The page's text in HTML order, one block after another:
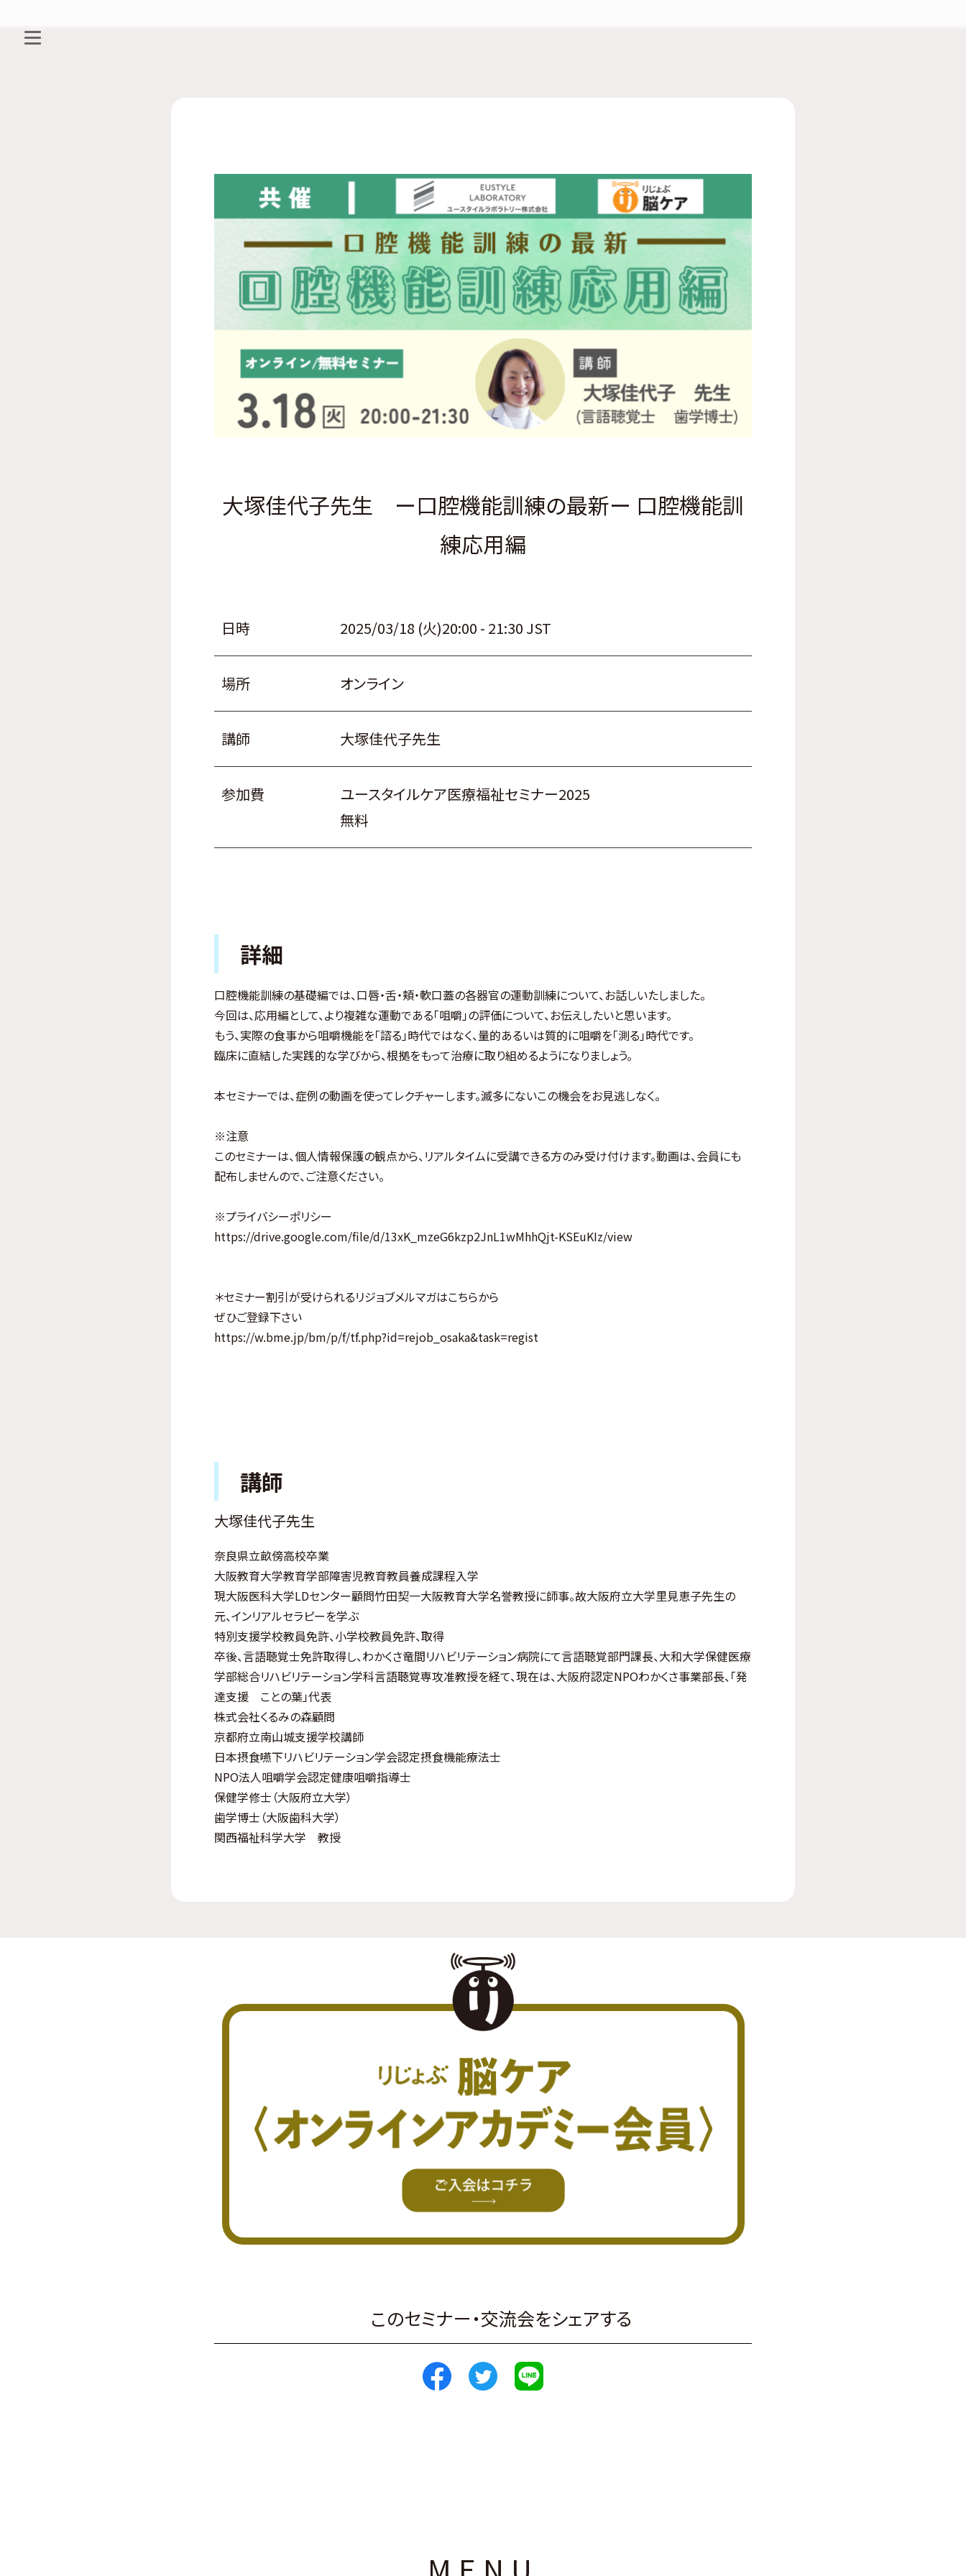
大塚佳代子先生 ー口腔機能訓練の最新ー 口腔機能訓
練応用編
日時 2025/03/18 (火)20:00 - 21:30 JST
場所 オンライン
講師 大塚佳代子先生
参加費
ユースタイルケア医療福祉セミナー2025
無料
詳細
口腔機能訓練の基礎編では、口唇・舌・頬・軟口蓋の各器官の運動訓練について、お話しいたしました。
今回は、応用編として、より複雑な運動である「咀嚼」の評価について、お伝えしたいと思います。
もう、実際の食事から咀嚼機能を「諮る」時代ではなく、量的あるいは質的に咀嚼を「測る」時代です。
臨床に直結した実践的な学びから、根拠をもって治療に取り組めるようになりましょう。
本セミナーでは、症例の動画を使ってレクチャーします。滅多にないこの機会をお見逃しなく。
※注意
このセミナーは、個人情報保護の観点から、リアルタイムに受講できる方のみ受け付けます。動画は、会員にも
配布しませんので、ご注意ください。
※プライバシーポリシー
https://drive.google.com/file/d/13xK_mzeG6kzp2JnL1wMhhQjt-KSEuKIz/view
＊セミナー割引が受けられるリジョブメルマガはこちらから
ぜひご登録下さい
https://w.bme.jp/bm/p/f/tf.php?id=rejob_osaka&task=regist
講師
大塚佳代子先生
奈良県立畝傍高校卒業
大阪教育大学教育学部障害児教育教員養成課程入学
現大阪医科大学LDセンター顧問竹田契一大阪教育大学名誉教授に師事。故大阪府立大学里見恵子先生の
元、インリアルセラピーを学ぶ
特別支援学校教員免許、小学校教員免許、取得
卒後、言語聴覚士免許取得し、わかくさ竜間リハビリテーション病院にて言語聴覚部門課長、大和大学保健医療
学部総合リハビリテーション学科言語聴覚専攻准教授を経て、現在は、大阪府認定NPOわかくさ事業部長、「発
達支援 ことの葉」代表
株式会社くるみの森顧問
京都府立南山城支援学校講師
日本摂食嚥下リハビリテーション学会認定摂食機能療法士
NPO法人咀嚼学会認定健康咀嚼指導士
保健学修士（大阪府立大学）
歯学博士（大阪歯科大学）
関西福祉科学大学 教授
このセミナー・交流会をシェアする